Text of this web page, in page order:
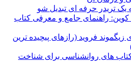
یک تریدر حرفه ای تبدیل شو
راهنمای جامع و معرفی کتاب
زیگموند فروید (رازهای پیچیده ترین
های روانشناسی برای شناخت